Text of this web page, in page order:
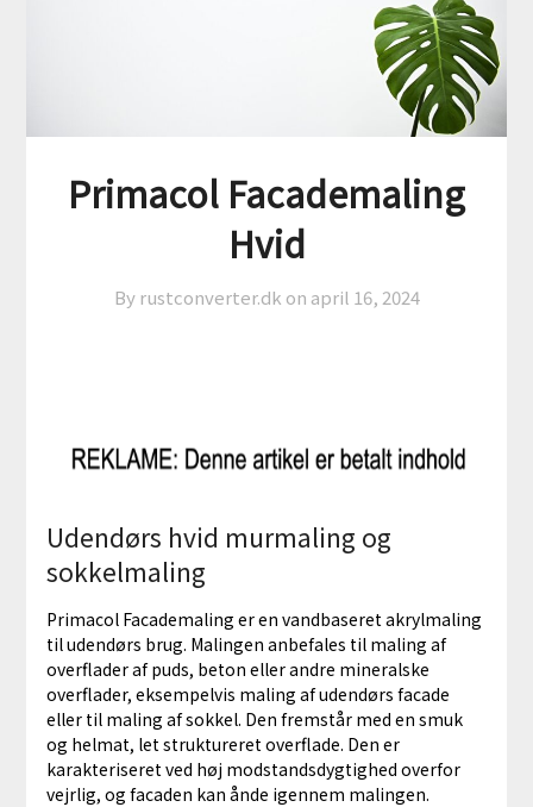
Primacol Facademaling
Hvid
By rustconverter.dk on april 16, 2024
Udendørs hvid murmaling og
sokkelmaling
Primacol Facademaling er en vandbaseret akrylmaling
til udendørs brug. Malingen anbefales til maling af
overflader af puds, beton eller andre mineralske
overflader, eksempelvis maling af udendørs facade
eller til maling af sokkel. Den fremstår med en smuk
og helmat, let struktureret overflade. Den er
karakteriseret ved høj modstandsdygtighed overfor
vejrlig, og facaden kan ånde igennem malingen.